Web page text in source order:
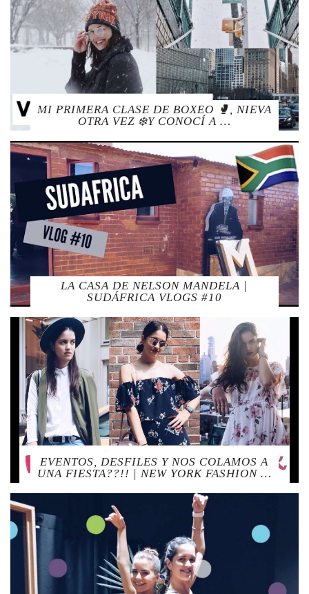
MI PRIMERA CLASE DE BOXEO 🥊, NIEVA
OTRA VEZ ❄️Y CONOCÍ A …
LA CASA DE NELSON MANDELA |
SUDÁFRICA VLOGS #10
EVENTOS, DESFILES Y NOS COLAMOS A
UNA FIESTA??!! | NEW YORK FASHION …